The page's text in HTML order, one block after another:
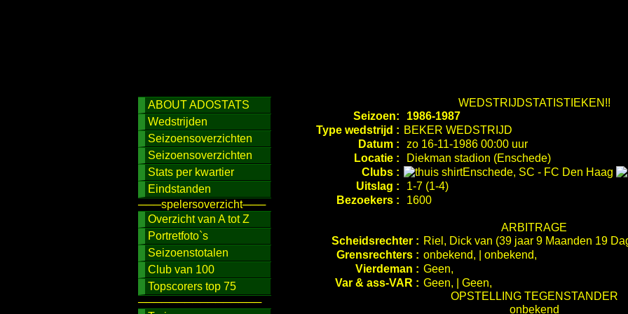
ABOUT ADOSTATS
Wedstrijden
Seizoensoverzichten
Seizoensoverzichten
Stats per kwartier
Eindstanden
───spelersoverzicht───
Overzicht van A tot Z
Portretfoto`s
Seizoenstotalen
Club van 100
Topscorers top 75
────────────────
WEDSTRIJDSTATISTIEKEN!!
Seizoen:
1986-1987
Type wedstrijd : BEKER WEDSTRIJD
Datum :
zo 16-11-1986 00:00 uur
Locatie :
Diekman stadion (Enschede)
Clubs :
Enschede, SC - FC Den Haag
Uitslag :
1-7 (1-4)
Bezoekers :
1600
ARBITRAGE
Scheidsrechter : Riel, Dick van (39 jaar 9 Maanden 19
Grensrechters : onbekend, | onbekend,
Vierdeman : Geen,
Var & ass-VAR : Geen, | Geen,
OPSTELLING TEGENSTANDER
onbekend